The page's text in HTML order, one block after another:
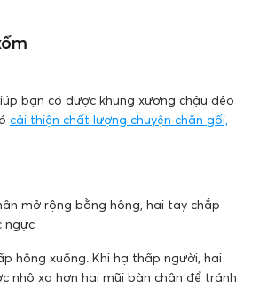
bạn có được khung xương chậu dẻo
cải thiện chất lượng chuyện chăn gối,
mở rộng bằng hông, hai tay chắp
ngực
hông xuống. Khi hạ thấp người, hai
nhô xa hơn hai mũi bàn chân để tránh